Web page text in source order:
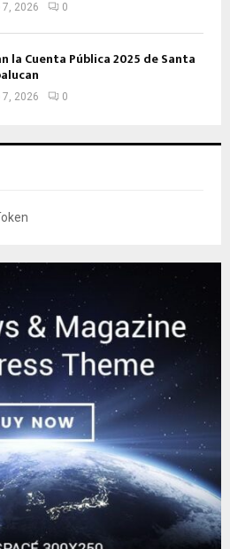
2026 0
la Cuenta Pública 2025 de Santa
2026 0